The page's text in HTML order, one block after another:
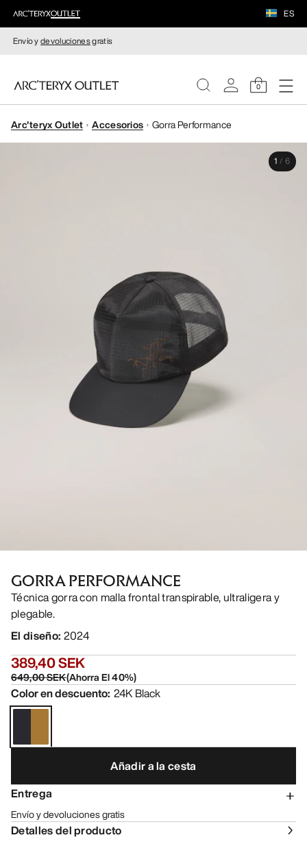
ES
Envío ydevolucionesgratis
0
MUJERE
Arc'teryx Outlet Accesorios Gorra Performance
1 / 6
GORRA PERFORMANCE
Técnica gorra con malla frontal transpirable, ultraligera y
plegable.
El diseño: 2024
389,40 SEK
649,00 SEK(Ahorra El40%)
Color en descuento: 24K Black
Añadir a la cesta
Entrega
Envío y devoluciones gratis
Detalles del producto